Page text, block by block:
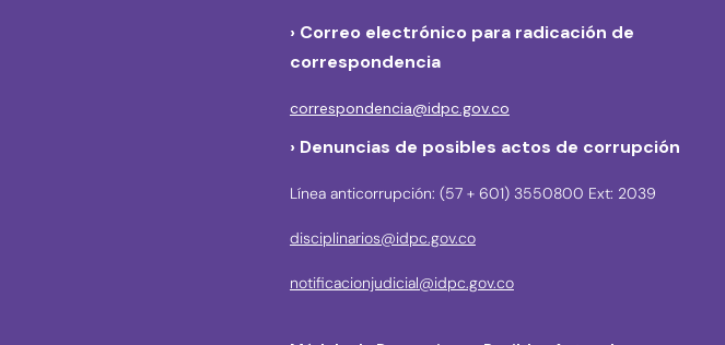
› Correo electrónico para radicación de
correspondencia
correspondencia@idpc.gov.co
› Denuncias de posibles actos de corrupción
Línea anticorrupción: (57 + 601) 3550800 Ext: 2039
disciplinarios@idpc.gov.co
notificacionjudicial@idpc.gov.co